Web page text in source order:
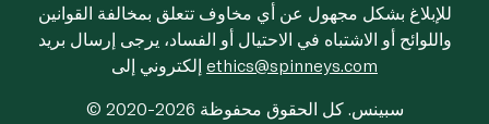
للإبلاغ بشكل مجهول عن أي مخاوف تتعلق بمخالفة القوانين
واللوائح أو الاشتباه في الاحتيال أو الفساد، يرجى إرسال بريد
ethics@spinneys.com
© 2020-2026 سبينس. كل الحقوق محفوظة